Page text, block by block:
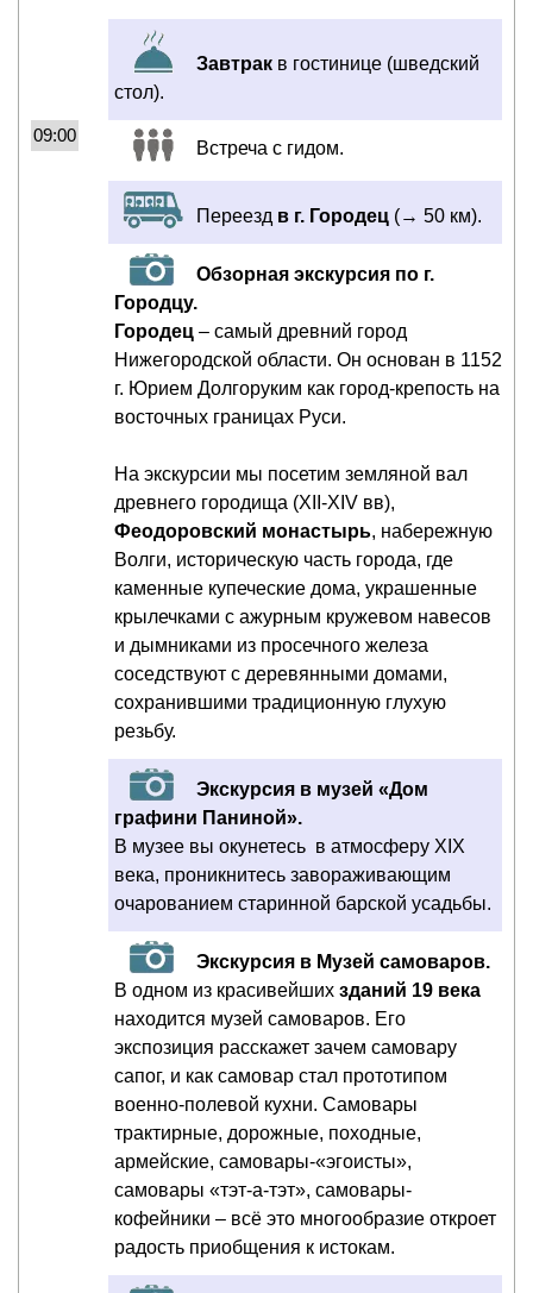
Завтрак в гостинице (шведский
стол).
09:00
Встреча с гидом.
Переезд в г. Городец (→ 50 км).
Обзорная экскурсия по г.
Городцу.
Городец – самый древний город
Нижегородской области. Он основан в 1152
г. Юрием Долгоруким как город-крепость на
восточных границах Руси.
На экскурсии мы посетим земляной вал
древнего городища (XII-XIV вв),
Феодоровский монастырь, набережную
Волги, историческую часть города, где
каменные купеческие дома, украшенные
крылечками с ажурным кружевом навесов
и дымниками из просечного железа
соседствуют с деревянными домами,
сохранившими традиционную глухую
резьбу.
Экскурсия в музей «Дом
графини Паниной».
В музее вы окунетесь в атмосферу XIX
века, проникнитесь завораживающим
очарованием старинной барской усадьбы.
Экскурсия в Музей самоваров.
В одном из красивейших зданий 19 века
находится музей самоваров. Его
экспозиция расскажет зачем самовару
сапог, и как самовар стал прототипом
военно-полевой кухни. Самовары
трактирные, дорожные, походные,
армейские, самовары-«эгоисты»,
самовары «тэт-а-тэт», самовары-
кофейники – всё это многообразие откроет
радость приобщения к истокам.